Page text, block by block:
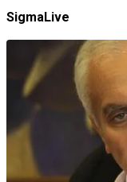
SigmaLive